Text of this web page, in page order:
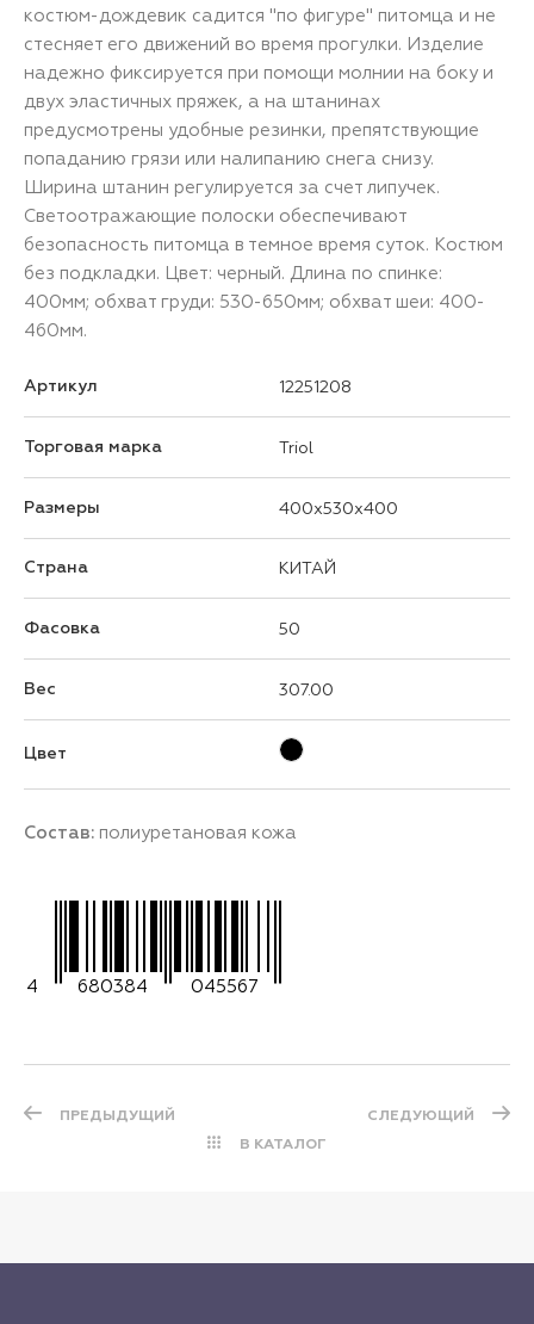
костюм-дождевик садится "по фигуре" питомца и не
стесняет его движений во время прогулки. Изделие
надежно фиксируется при помощи молнии на боку и
двух эластичных пряжек, а на штанинах
предусмотрены удобные резинки, препятствующие
попаданию грязи или налипанию снега снизу.
Ширина штанин регулируется за счет липучек.
Светоотражающие полоски обеспечивают
безопасность питомца в темное время суток. Костюм
без подкладки. Цвет: черный. Длина по спинке:
400мм; обхват груди: 530-650мм; обхват шеи: 400-
460мм.
Артикул 12251208
Торговая марка Triol
Размеры 400x530x400
Страна КИТАЙ
Фасовка 50
Вес 307.00
Цвет
Состав: полиуретановая кожа
4 680384 045567
ПРЕДЫДУЩИЙ
В КАТАЛОГ
СЛЕДУЮЩИЙ